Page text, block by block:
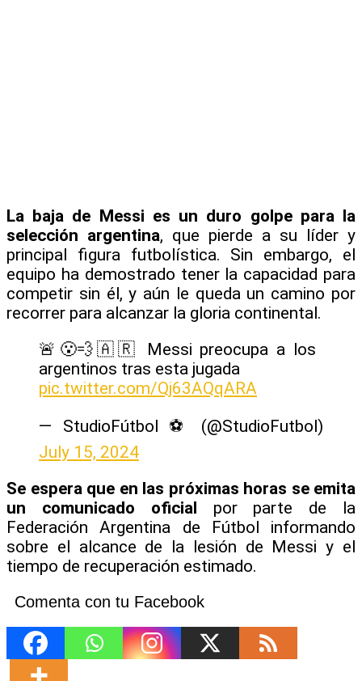
La baja de Messi es un duro golpe para la
selección argentina, que pierde a su líder y
principal figura futbolística. Sin embargo, el
equipo ha demostrado tener la capacidad para
competir sin él, y aún le queda un camino por
recorrer para alcanzar la gloria continental.
🚨😮‍💨🇦🇷 Messi preocupa a los
argentinos tras esta jugada
pic.twitter.com/Qj63AQqARA
— StudioFútbol ⚽ (@StudioFutbol)
July 15, 2024
Se espera que en las próximas horas se emita
un comunicado oficial por parte de la
Federación Argentina de Fútbol informando
sobre el alcance de la lesión de Messi y el
tiempo de recuperación estimado.
Comenta con tu Facebook